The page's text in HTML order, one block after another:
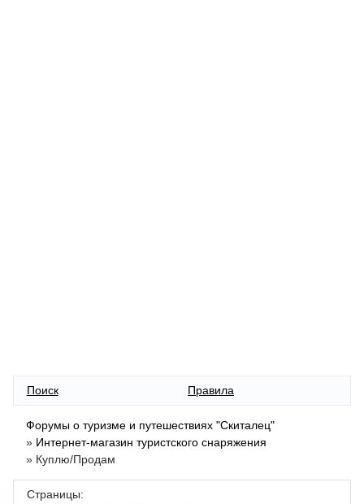
Поиск Правила
Форумы о туризме и путешествиях "Скиталец"
» Интернет-магазин туристского снаряжения
» Куплю/Продам
Страницы: